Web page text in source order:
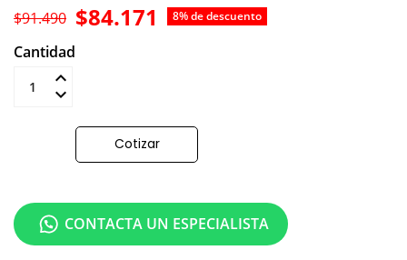
$84.171 8% de descuento
$91.490
Cantidad
Cotizar
CONTACTA UN ESPECIALISTA